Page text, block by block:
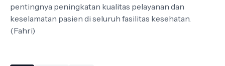
pentingnya peningkatan kualitas pelayanan dan
keselamatan pasien di seluruh fasilitas kesehatan.
(Fahri)